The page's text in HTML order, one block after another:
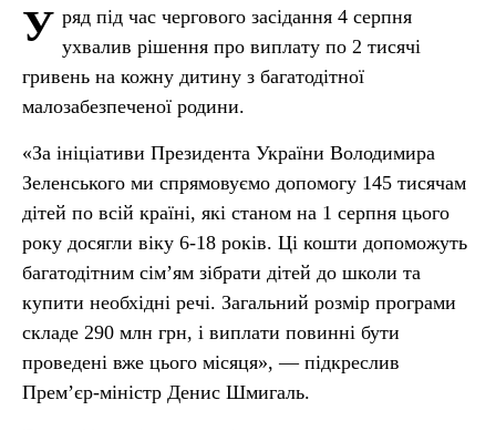
У ряд під час чергового засідання 4 серпня
ухвалив рішення про виплату по 2 тисячі
гривень на кожну дитину з багатодітної
малозабезпеченої родини.
«За ініціативи Президента України Володимира
Зеленського ми спрямовуємо допомогу 145 тисячам
дітей по всій країні, які станом на 1 серпня цього
року досягли віку 6-18 років. Ці кошти допоможуть
багатодітним сім’ям зібрати дітей до школи та
купити необхідні речі. Загальний розмір програми
складе 290 млн грн, і виплати повинні бути
проведені вже цього місяця», — підкреслив
Прем’єр-міністр Денис Шмигаль.